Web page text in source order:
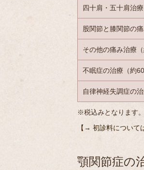
四十肩・五十肩治療
股関節と膝関節の
その他の痛み治療（
不眠症の治療（約60
自律神経失調症の治
※税込みとなります。
【→ 初診料について
顎関節症の